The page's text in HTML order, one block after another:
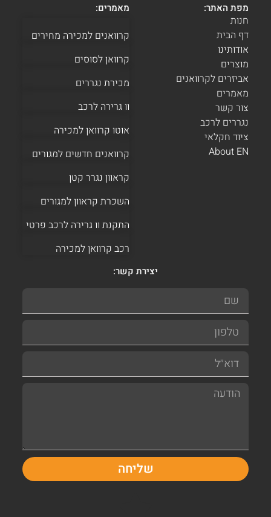
מפת האתר:
חנות
דף הבית
אודותינו
מוצרים
אביזרים לקרוואנים
מאמרים
צור קשר
נגררים לרכב
ציוד חקלאי
About EN
מאמרים:
קרוואנים למכירה מחירים
קרוואן לסוסים
מכירת נגררים
וו גרירה לרכב
אוטו קרוואן למכירה
קרוואנים חדשים למגורים
קראוון נגרר קטן
השכרת קראוון למגורים
התקנת וו גרירה לרכב פרטי
רכב קרוואן למכירה
יצירת קשר:
שליחה